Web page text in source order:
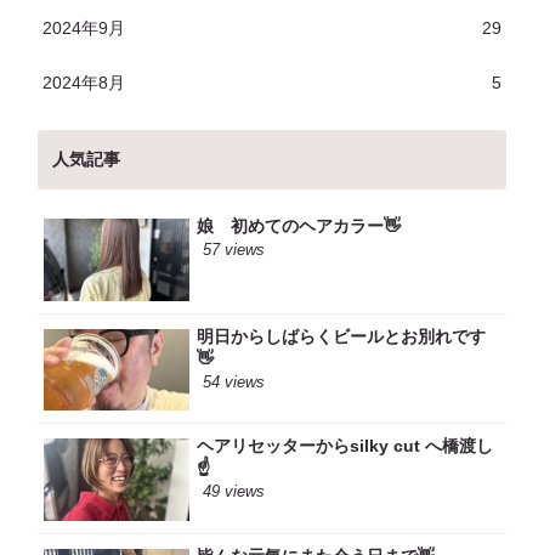
2024年9月 29
2024年8月 5
人気記事
娘 初めてのヘアカラー👋
57 views
明日からしばらくビールとお別れです
👋
54 views
ヘアリセッターからsilky cut へ橋渡し
☝️
49 views